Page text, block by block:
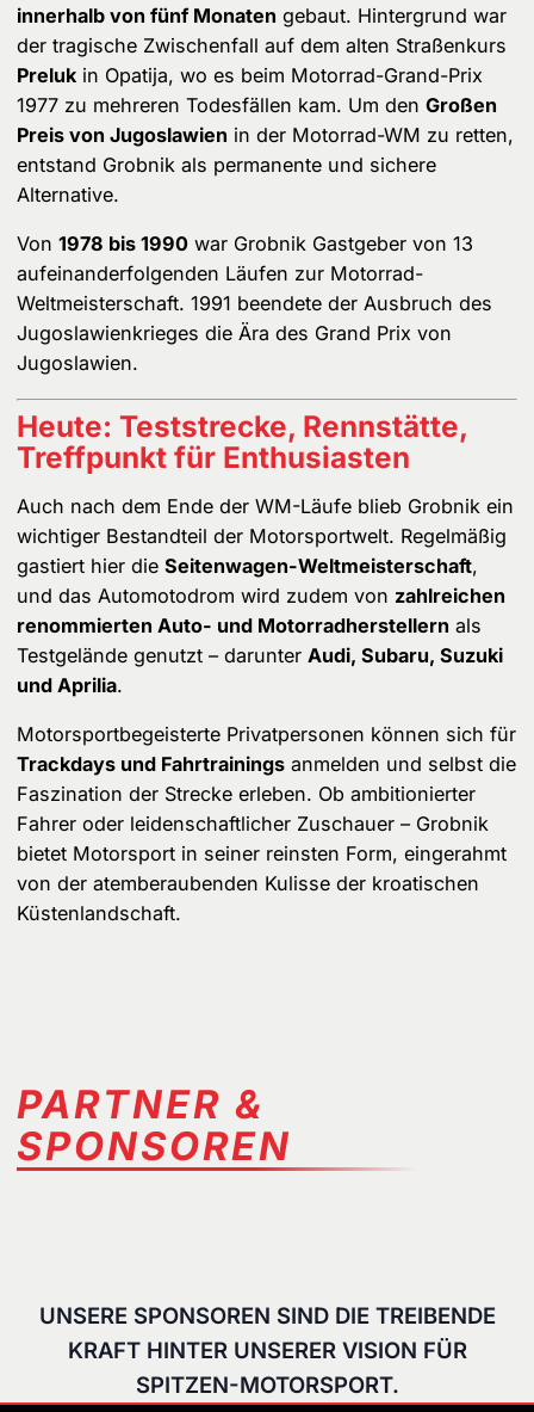
innerhalb von fünf Monaten gebaut. Hintergrund war
der tragische Zwischenfall auf dem alten Straßenkurs
Prelukin Opatija, wo es beim Motorrad-Grand-Prix
1977 zu mehreren Todesfällen kam. Um den Großen
Preis von Jugoslawien in der Motorrad-WM zu retten,
entstand Grobnik als permanente und sichere
Alternative.
Von 1978 bis 1990war Grobnik Gastgeber von 13
aufeinanderfolgenden Läufen zur Motorrad-
Weltmeisterschaft. 1991 beendete der Ausbruch des
Jugoslawienkrieges die Ära des Grand Prix von
Jugoslawien.
Heute: Teststrecke, Rennstätte,
Treffpunkt für Enthusiasten
Auch nach dem Ende der WM-Läufe blieb Grobnik ein
wichtiger Bestandteil der Motorsportwelt. Regelmäßig
gastiert hier die Seitenwagen-Weltmeisterschaft,
und das Automotodrom wird zudem von zahlreichen
renommierten Auto- und Motorradherstellern als
Testgelände genutzt – darunter Audi, Subaru, Suzuki
und Aprilia.
Motorsportbegeisterte Privatpersonen können sich für
Trackdays und Fahrtrainingsanmelden und selbst die
Faszination der Strecke erleben. Ob ambitionierter
Fahrer oder leidenschaftlicher Zuschauer – Grobnik
bietet Motorsport in seiner reinsten Form, eingerahmt
von der atemberaubenden Kulisse der kroatischen
Küstenlandschaft.
PARTNER &
SPONSOREN
UNSERE SPONSOREN SIND DIE TREIBENDE
KRAFT HINTER UNSERER VISION FÜR
SPITZEN-MOTORSPORT.